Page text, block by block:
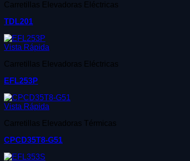
Carretillas Elevadoras Eléctricas
TDL201
Vista Rápida
Carretillas Elevadoras Eléctricas
EFL253P
Vista Rápida
Carretillas Elevadoras Térmicas
CPCD35T8-G51